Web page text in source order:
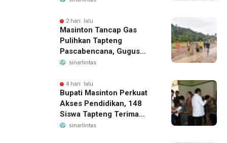
2 hari lalu
Masinton Tancap Gas
Pulihkan Tapteng
Pascabencana, Gugus
Tugas SAHATA SAOLOAN
Ancaman Banjir
sinarlintas
4 hari lalu
Bupati Masinton Perkuat
Akses Pendidikan, 148
Siswa Tapteng Terima
Bantuan Program
sinarlintas